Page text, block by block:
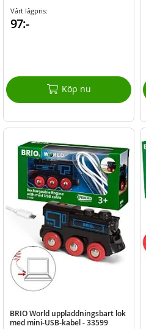
Vårt lågpris:
97:-
Köp nu
BRIO World uppladdningsbart lok
med mini-USB-kabel - 33599